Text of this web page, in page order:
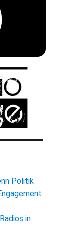
Politik
in